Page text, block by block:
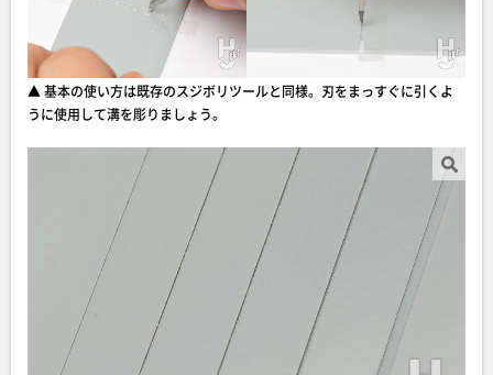
▲ 基本の使い方は既存のスジボリツールと同様。刃をまっすぐに引くよ
うに使用して溝を彫りましょう。